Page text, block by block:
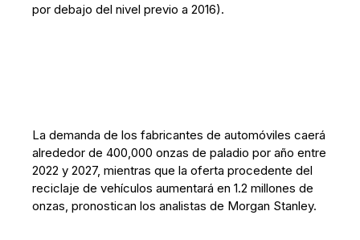
por debajo del nivel previo a 2016).
La demanda de los fabricantes de automóviles caerá
alrededor de 400,000 onzas de paladio por año entre
2022 y 2027, mientras que la oferta procedente del
reciclaje de vehículos aumentará en 1.2 millones de
onzas, pronostican los analistas de Morgan Stanley.